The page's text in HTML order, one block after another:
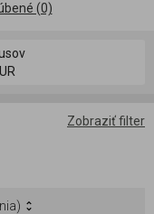
(0)
Zobraziť filter